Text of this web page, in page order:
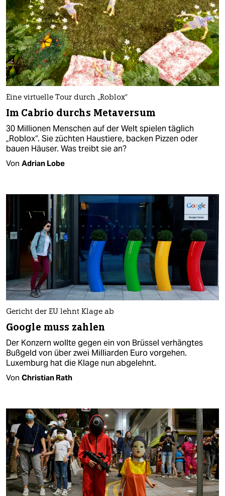
Eine virtuelle Tour durch „Roblox“
Im Cabrio durchs Metaversum
30 Millionen Menschen auf der Welt spielen täglich
„Roblox“. Sie züchten Haustiere, backen Pizzen oder
bauen Häuser. Was treibt sie an?
Von Adrian Lobe
Gericht der EU lehnt Klage ab
Google muss zahlen
Der Konzern wollte gegen ein von Brüssel verhängtes
Bußgeld von über zwei Milliarden Euro vorgehen.
Luxemburg hat die Klage nun abgelehnt.
Von Christian Rath